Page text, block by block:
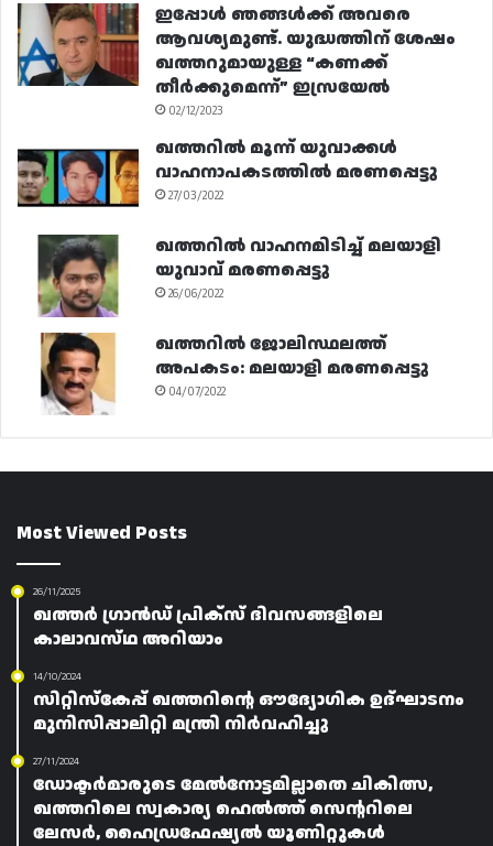
ഇപ്പോൾ ഞങ്ങൾക്ക് അവരെ
ആവശ്യമുണ്ട്. യുദ്ധത്തിന് ശേഷം
ഖത്തറുമായുള്ള “കണക്ക്
തീർക്കുമെന്ന്” ഇസ്രയേൽ
02/12/2023
ഖത്തറിൽ മൂന്ന് യുവാക്കൾ
വാഹനാപകടത്തിൽ മരണപ്പെട്ടു
27/03/2022
ഖത്തറിൽ വാഹനമിടിച്ച് മലയാളി
യുവാവ് മരണപ്പെട്ടു
26/06/2022
ഖത്തറിൽ ജോലിസ്ഥലത്ത്
അപകടം: മലയാളി മരണപ്പെട്ടു
04/07/2022
Most Viewed Posts
26/11/2025
ഖത്തർ ഗ്രാൻഡ് പ്രിക്‌സ് ദിവസങ്ങളിലെ
കാലാവസ്‌ഥ അറിയാം
14/10/2024
സിറ്റിസ്‌കേപ്പ് ഖത്തറിൻ്റെ ഔദ്യോഗിക ഉദ്ഘാടനം
മുനിസിപ്പാലിറ്റി മന്ത്രി നിർവഹിച്ചു
27/11/2024
ഡോക്ടർമാരുടെ മേൽനോട്ടമില്ലാതെ ചികിത്സ,
ഖത്തറിലെ സ്വകാര്യ ഹെൽത്ത് സെന്ററിലെ
ലേസർ, ഹൈഡ്രഫേഷ്യൽ യൂണിറ്റുകൾ